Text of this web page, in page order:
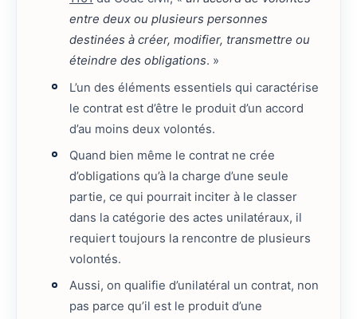
entre deux ou plusieurs personnes
destinées à créer, modifier, transmettre ou
éteindre des obligations. »
L’un des éléments essentiels qui caractérise
le contrat est d’être le produit d’un accord
d’au moins deux volontés.
Quand bien même le contrat ne crée
d’obligations qu’à la charge d’une seule
partie, ce qui pourrait inciter à le classer
dans la catégorie des actes unilatéraux, il
requiert toujours la rencontre de plusieurs
volontés.
Aussi, on qualifie d’unilatéral un contrat, non
pas parce qu’il est le produit d’une